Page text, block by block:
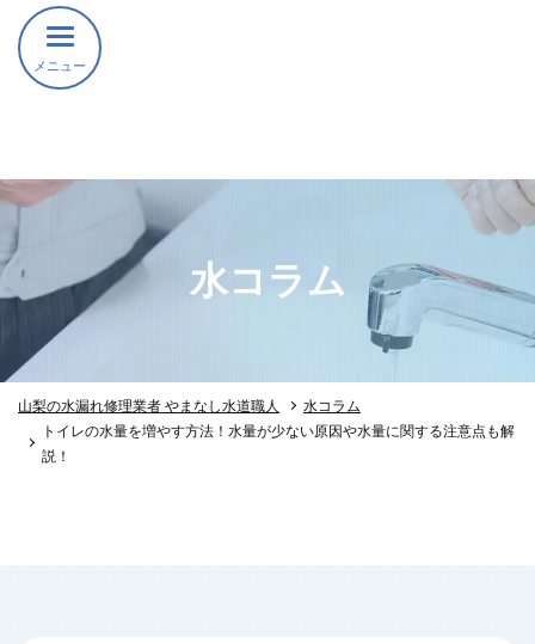
メニュー
水コラム
山梨の水漏れ修理業者 やまなし水道職人
水コラム
トイレの水量を増やす方法！水量が少ない原因や水量に関する注意点も解
説！